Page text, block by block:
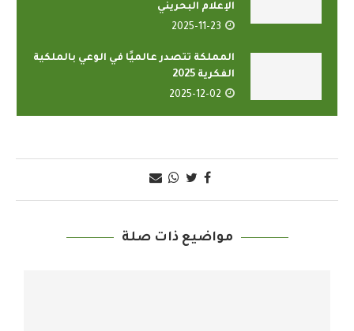
الإعلام البحريني
2025-11-23
المملكة تتصدر عالميًا في الوعي بالملكية
الفكرية 2025
2025-12-02
مواضيع ذات صلة